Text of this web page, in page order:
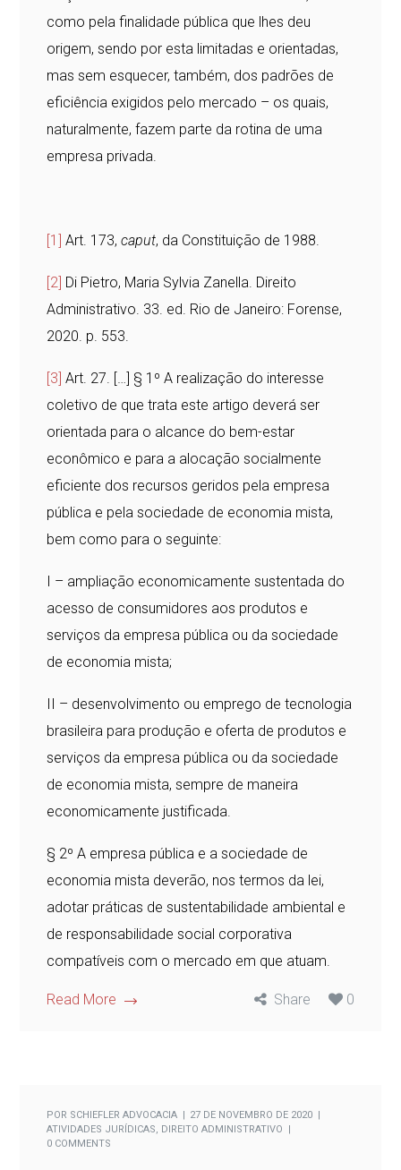
como pela finalidade pública que lhes deu
origem, sendo por esta limitadas e orientadas,
mas sem esquecer, também, dos padrões de
eficiência exigidos pelo mercado – os quais,
naturalmente, fazem parte da rotina de uma
empresa privada.
[1] Art. 173,caput, da Constituição de 1988.
[2] Di Pietro, Maria Sylvia Zanella. Direito
Administrativo. 33. ed. Rio de Janeiro: Forense,
2020. p. 553.
[3] Art. 27. […] § 1º A realização do interesse
coletivo de que trata este artigo deverá ser
orientada para o alcance do bem-estar
econômico e para a alocação socialmente
eficiente dos recursos geridos pela empresa
pública e pela sociedade de economia mista,
bem como para o seguinte:
I – ampliação economicamente sustentada do
acesso de consumidores aos produtos e
serviços da empresa pública ou da sociedade
de economia mista;
II – desenvolvimento ou emprego de tecnologia
brasileira para produção e oferta de produtos e
serviços da empresa pública ou da sociedade
de economia mista, sempre de maneira
economicamente justificada.
§ 2º A empresa pública e a sociedade de
economia mista deverão, nos termos da lei,
adotar práticas de sustentabilidade ambiental e
de responsabilidade social corporativa
compatíveis com o mercado em que atuam.
Read More Share 0
POR SCHIEFLER ADVOCACIA
27 DE NOVEMBRO DE 2020
ATIVIDADES JURÍDICAS, DIREITO ADMINISTRATIVO
0 COMMENTS